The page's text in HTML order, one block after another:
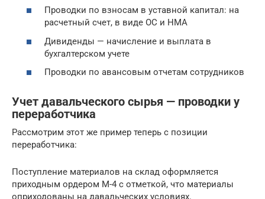
Проводки по взносам в уставной капитал: на
расчетный счет, в виде ОС и НМА
Дивиденды — начисление и выплата в
бухгалтерском учете
Проводки по авансовым отчетам сотрудников
Учет давальческого сырья — проводки у
переработчика
Рассмотрим этот же пример теперь с позиции
переработчика:
Поступление материалов на склад оформляется
приходным ордером М-4 с отметкой, что материалы
оприходованы на давальческих условиях.